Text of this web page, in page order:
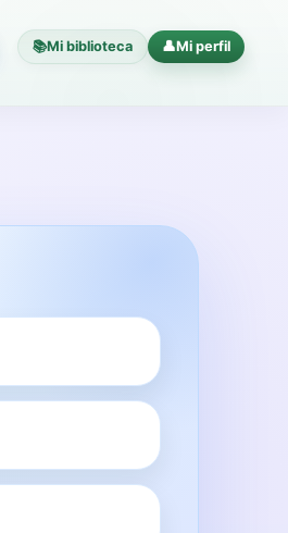
📚Mi biblioteca 👤Mi perfil